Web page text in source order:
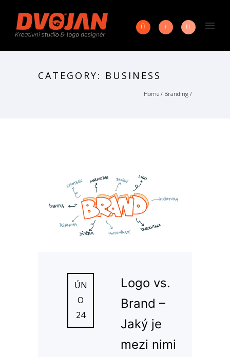
CATEGORY: BUSINESS
Home / Branding /
ÚN
O
24
Logo vs.
Brand –
Jaký je
mezi nimi